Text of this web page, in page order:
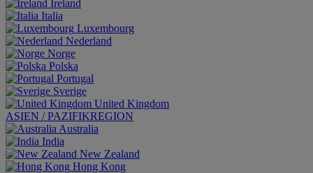
Ireland
Italia
Luxembourg
Nederland
Norge
Polska
Portugal
Sverige
United Kingdom
ASIEN / PAZIFIKREGION
Australia
India
New Zealand
Hong Kong